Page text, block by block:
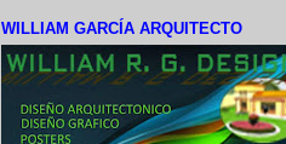
WILLIAM GARCÍA ARQUITECTO